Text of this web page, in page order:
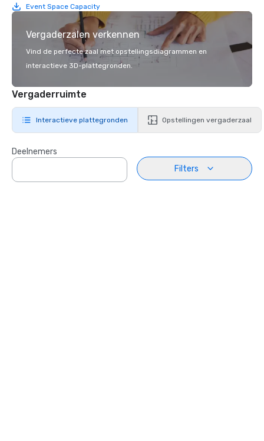
Event Space Capacity
Vergaderzalen verkennen
Vind de perfecte zaal met opstellingsdiagrammen en
interactieve 3D-plattegronden.
Vergaderruimte
Interactieve plattegronden Opstellingen vergaderzaal
Deelnemers
Filters